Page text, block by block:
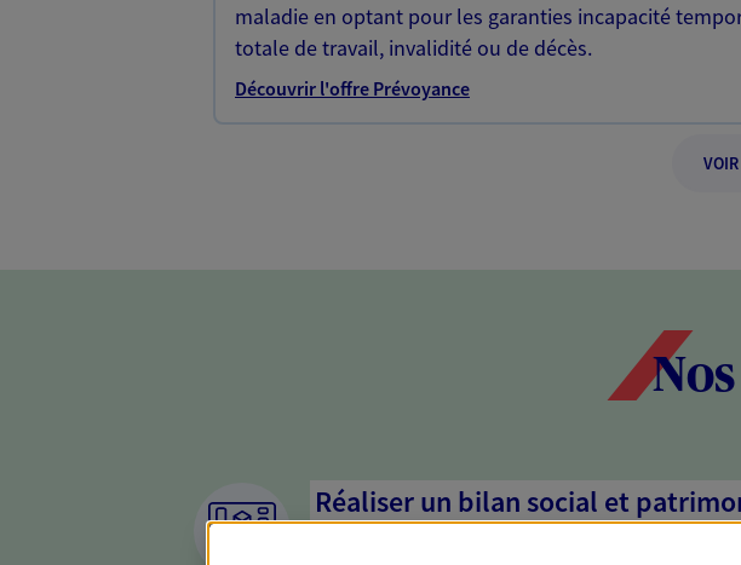
maladie en optant pour les garanties incapacité
totale de travail, invalidité ou de décès.
Découvrir l'offre Prévoyance
Réaliser un bilan social et